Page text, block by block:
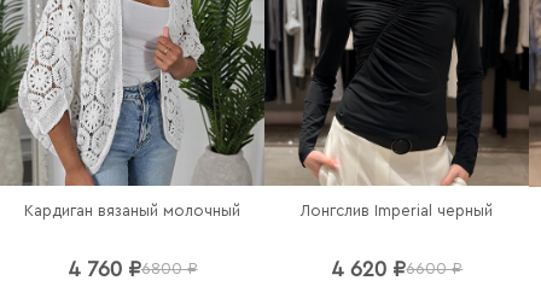
Кардиган вязаный молочный
4 760 ₽6800 ₽
Лонгслив Imperial черный
4 620 ₽6600 ₽